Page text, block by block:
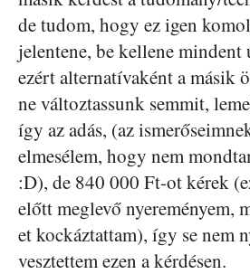
de tudom, hogy ez igen
jelentene, be kellene
ezért alternatívaként a másik
ne változtassunk semmit,
így az adás, (az
elmesélem, hogy nem
:D), de 840 000 Ft-ot kérek
előtt meglevő nyereményem,
et kockáztattam), így se nem
vesztettem ezen a kérdésen.